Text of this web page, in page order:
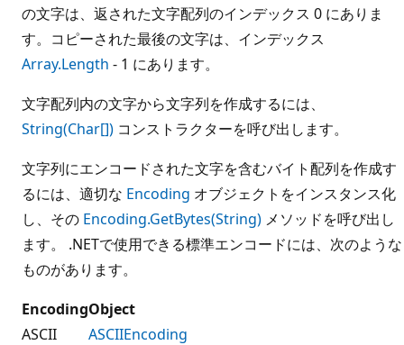
の文字は、返された文字配列のインデックス 0 にありま
す。コピーされた最後の文字は、インデックス
Array.Length - 1 にあります。
文字配列内の文字から文字列を作成するには、
String(Char[]) コンストラクターを呼び出します。
文字列にエンコードされた文字を含むバイト配列を作成す
るには、適切な Encoding オブジェクトをインスタンス化
し、その Encoding.GetBytes(String) メソッドを呼び出し
ます。 .NETで使用できる標準エンコードには、次のような
ものがあります。
EncodingObject
ASCII
ASCIIEncoding